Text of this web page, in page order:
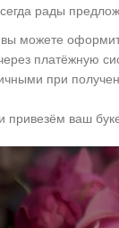
рады
можете
платёжную
при
ваш